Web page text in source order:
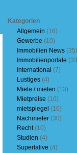
Kategorien
Allgemein (16)
Gewerbe (10)
Immobilien News(35)
Immobilienportale
International (7)
Lustiges(4)
Miete / mieten (13)
Mietpreise (10)
mietspiegel (16)
Nachmieter(30)
Recht(10)
Studien (4)
Superlative (4)